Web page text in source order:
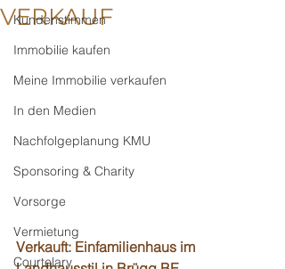
Kundenstimmen
Immobilie kaufen
Meine Immobilie verkaufen
In den Medien
Nachfolgeplanung KMU
Sponsoring & Charity
Vorsorge
Vermietung
Courtelary
VERKAUF
Verkauft: Einfamilienhaus im